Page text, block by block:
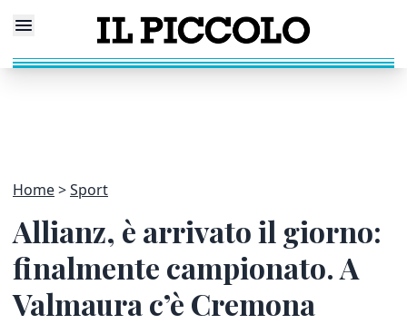
Home Sport
Allianz, è arrivato il giorno:
finalmente campionato. A
Valmaura c’è Cremona